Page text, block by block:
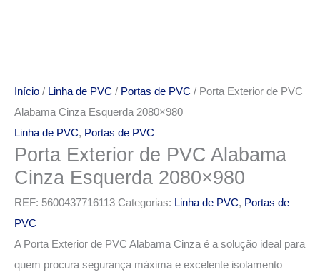
Início / Linha de PVC / Portas de PVC / Porta Exterior de PVC
Alabama Cinza Esquerda 2080×980
Linha de PVC, Portas de PVC
Porta Exterior de PVC Alabama
Cinza Esquerda 2080×980
REF: 5600437716113 Categorias: Linha de PVC, Portas de
PVC
A Porta Exterior de PVC Alabama Cinza é a solução ideal para
quem procura segurança máxima e excelente isolamento